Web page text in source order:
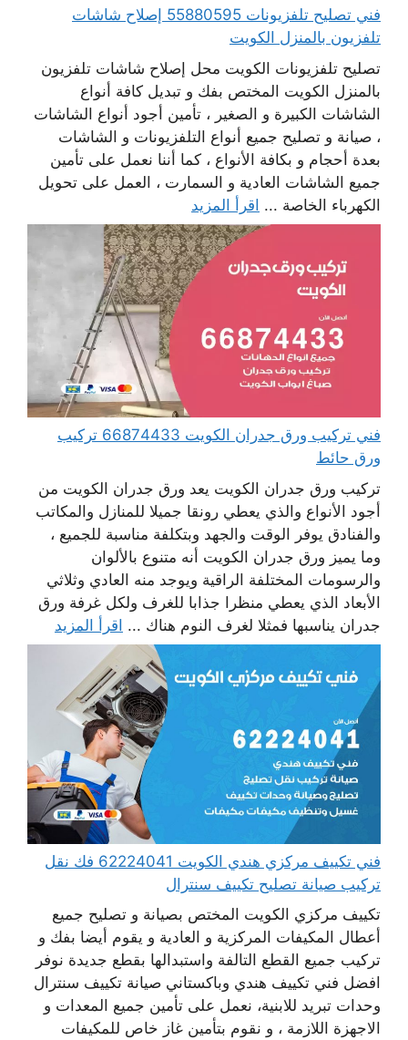
فني تصليح تلفزيونات 55880595 إصلاح شاشات
تلفزيون بالمنزل الكويت
تصليح تلفزيونات الكويت محل إصلاح شاشات تلفزيون
بالمنزل الكويت المختص بفك و تبديل كافة أنواع
الشاشات الكبيرة و الصغير ، تأمين أجود أنواع الشاشات
، صيانة و تصليح جميع أنواع التلفزيونات و الشاشات
بعدة أحجام و بكافة الأنواع ، كما أننا نعمل على تأمين
جميع الشاشات العادية و السمارت ، العمل على تحويل
الكهرباء الخاصة ... اقرأ المزيد
فني تركيب ورق جدران الكويت 66874433 تركيب
ورق حائط
تركيب ورق جدران الكويت يعد ورق جدران الكويت من
أجود الأنواع والذي يعطي رونقا جميلا للمنازل والمكاتب
والفنادق يوفر الوقت والجهد وبتكلفة مناسبة للجميع ،
وما يميز ورق جدران الكويت أنه متنوع بالألوان
والرسومات المختلفة الراقية ويوجد منه العادي وثلاثي
الأبعاد الذي يعطي منظرا جذابا للغرف ولكل غرفة ورق
جدران يناسبها فمثلا لغرف النوم هناك ... اقرأ المزيد
فني تكييف مركزي هندي الكويت 62224041 فك نقل
تركيب صيانة تصليح تكييف سنترال
تكييف مركزي الكويت المختص بصيانة و تصليح جميع
أعطال المكيفات المركزية و العادية و يقوم أيضا بفك و
تركيب جميع القطع التالفة واستبدالها بقطع جديدة نوفر
افضل فني تكييف هندي وباكستاني صيانة تكييف سنترال
وحدات تبريد للابنية، نعمل على تأمين جميع المعدات و
الاجهزة اللازمة ، و نقوم بتأمين غاز خاص للمكيفات